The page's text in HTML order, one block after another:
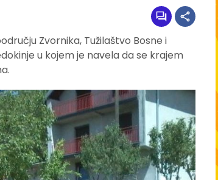
Zvornika, Tužilaštvo Bosne i
u kojem je navela da se krajem